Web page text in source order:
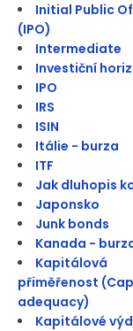
Initial Public
(IPO)
Intermediate
Investiční
IPO
IRS
ISIN
Itálie - burza
ITF
Jak dluhopis
Japonsko
Junk bonds
Kanada -
Kapitálová
přiměřenost
adequacy)
Kapitálové